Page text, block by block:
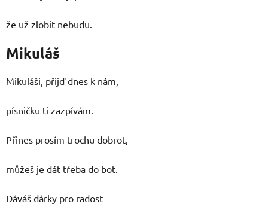
že už zlobit nebudu.
Mikuláš
Mikuláši, přijď dnes k nám,
písničku ti zazpívám.
Přines prosím trochu dobrot,
můžeš je dát třeba do bot.
Dáváš dárky pro radost